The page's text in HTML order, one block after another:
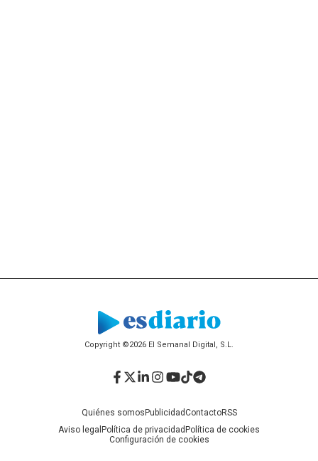
Copyright ©2026 El Semanal Digital, S.L.
Quiénes somosPublicidadContactoRSS
Aviso legal Política de privacidadPolítica de cookies
Configuración de cookies
Facebook
Twitter
LinkedIn
Instagram
YouTube
TikTok
Telegram